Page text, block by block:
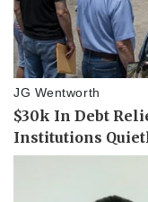
Doanh nghiệp
Thông tin doanh nghiệp
Doanh nhân